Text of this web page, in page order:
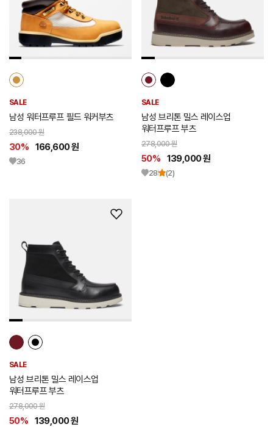
추
가
SALE
남성 워터프루프 필드 워커부츠
238,000 원
30% 166,600 원
36
추
가
SALE
남성 브리톤 밀스 레이스업
워터프루프 부츠
278,000 원
50% 139,000 원
28 (2)
위
추
가
SALE
남성 브리톤 밀스 레이스업
워터프루프 부츠
278,000 원
50% 139,000 원